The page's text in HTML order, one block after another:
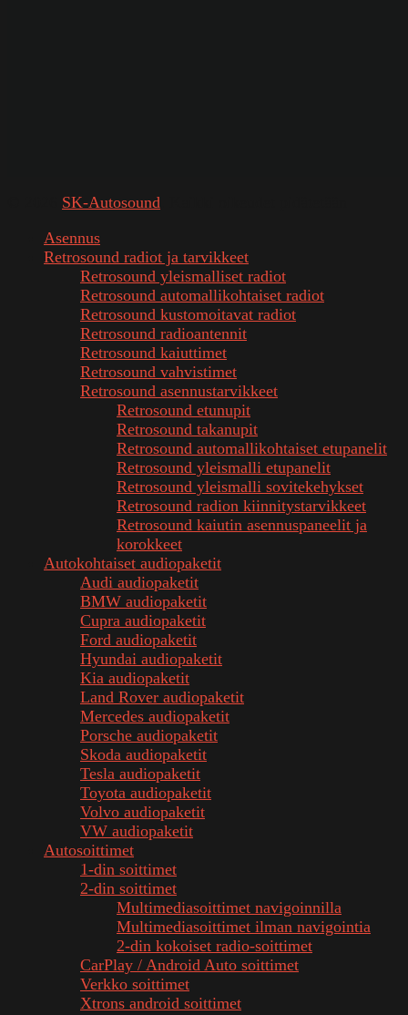
SK-Autosound
Asennus
Retrosound radiot ja tarvikkeet
Retrosound yleismalliset radiot
Retrosound automallikohtaiset radiot
Retrosound kustomoitavat radiot
Retrosound radioantennit
Retrosound kaiuttimet
Retrosound vahvistimet
Retrosound asennustarvikkeet
Retrosound etunupit
Retrosound takanupit
Retrosound automallikohtaiset etupanelit
Retrosound yleismalli etupanelit
Retrosound yleismalli sovitekehykset
Retrosound radion kiinnitystarvikkeet
Retrosound kaiutin asennuspaneelit ja
korokkeet
Autokohtaiset audiopaketit
Audi audiopaketit
BMW audiopaketit
Cupra audiopaketit
Ford audiopaketit
Hyundai audiopaketit
Kia audiopaketit
Land Rover audiopaketit
Mercedes audiopaketit
Porsche audiopaketit
Skoda audiopaketit
Tesla audiopaketit
Toyota audiopaketit
Volvo audiopaketit
VW audiopaketit
Autosoittimet
1-din soittimet
2-din soittimet
Multimediasoittimet navigoinnilla
Multimediasoittimet ilman navigointia
2-din kokoiset radio-soittimet
CarPlay / Android Auto soittimet
Verkko soittimet
Xtrons android soittimet